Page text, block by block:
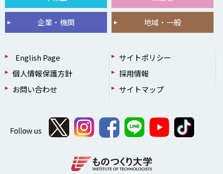
企業・機関 地域・一般
English Page
サイトポリシー
個人情報保護方針
採用情報
お問い合わせ
サイトマップ